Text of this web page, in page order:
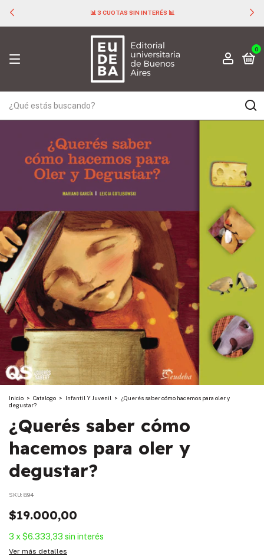
📊 3 CUOTAS SIN INTERÉS 📊
0
Inicio > Catalogo > Infantil Y Juvenil > ¿Querés saber cómo hacemos para oler y
degustar?
¿Querés saber cómo
hacemos para oler y
degustar?
SKU: 894
$19.000,00
3 x $6.333,33 sin interés
Ver más detalles